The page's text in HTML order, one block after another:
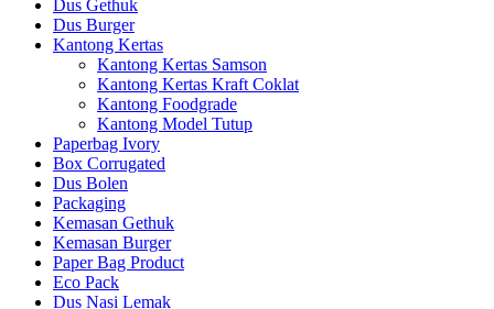
Dus Gethuk
Dus Burger
Kantong Kertas
Kantong Kertas Samson
Kantong Kertas Kraft Coklat
Kantong Foodgrade
Kantong Model Tutup
Paperbag Ivory
Box Corrugated
Dus Bolen
Packaging
Kemasan Gethuk
Kemasan Burger
Paper Bag Product
Eco Pack
Dus Nasi Lemak